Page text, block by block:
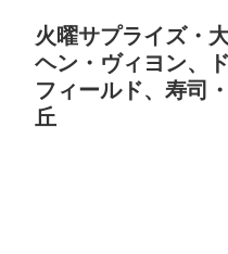
火曜サプライズ・
ヘン・ヴィヨン、
フィールド、寿司
丘